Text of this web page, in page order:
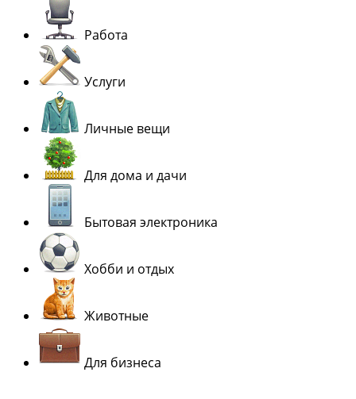
Работа
Услуги
Личные вещи
Для дома и дачи
Бытовая электроника
Хобби и отдых
Животные
Для бизнеса